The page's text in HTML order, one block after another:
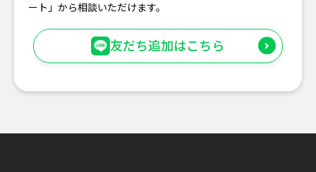
ート」から相談いただけます。
友だち追加はこちら